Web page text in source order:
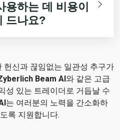
용하는 데 비용이
드나요?
헌신과 끊임없는 일관성 추구가
Beam AI와 같은 고급
성 있는 트레이더로 거듭날 수
는 여러분의 노력을 간소화하
록 지원합니다.